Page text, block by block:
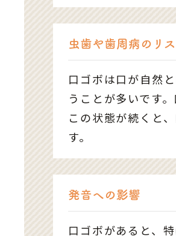
虫歯や歯周病のリ
口ゴボは口が自然
うことが多いです
この状態が続くと
す。
発音への影響
口ゴボがあると、